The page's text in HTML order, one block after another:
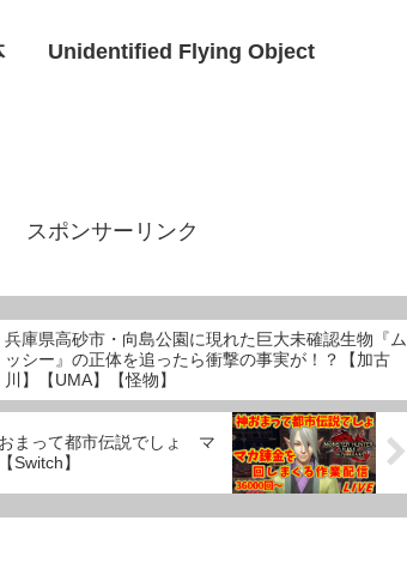
Unidentified Flying Object
スポンサーリンク
兵庫県高砂市・向島公園に現れた巨大未確認生物『ム
ッシー』の正体を追ったら衝撃の事実が！？【加古
川】【UMA】【怪物】
おまって都市伝説でしょ マ
Switch】